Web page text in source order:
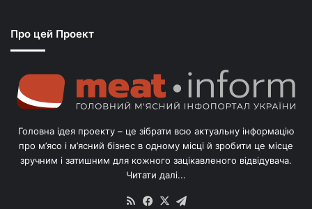
п
о
Про цей Проект
Головна ідея проекту – це зібрати всю актуальну інформацію
про м’ясо і м’ясний бізнес в одному місці й зробити це місце
зручним і затишним для кожного зацікавленого відвідувача.
Читати далі...
RSS Facebook
X